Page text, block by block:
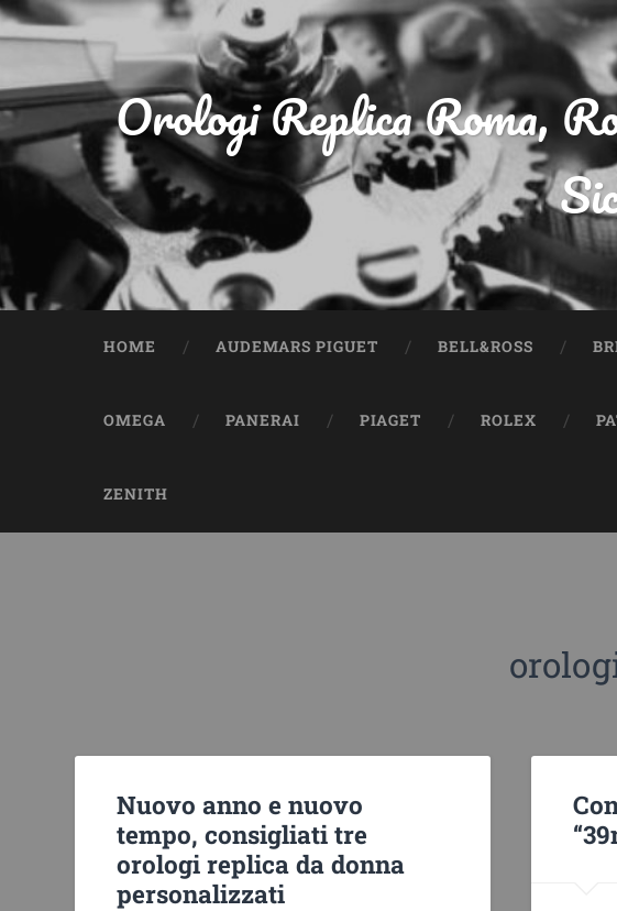
Orologi Replica Roma,
HOME AUDEMARS PIGUET BELL&ROSS
OMEGA PANERAI PIAGET ROLEX
ZENITH
Nuovo anno e nuovo
tempo, consigliati tre
orologi replica da donna
personalizzati